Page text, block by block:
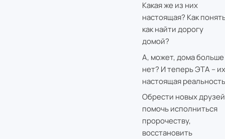
Какая же из них
настоящая? Как
как найти дорогу
домой?
А, может, дома больше
нет? И теперь ЭТА – их
настоящая
Обрести новых
помочь исполниться
пророчеству,
восстановить